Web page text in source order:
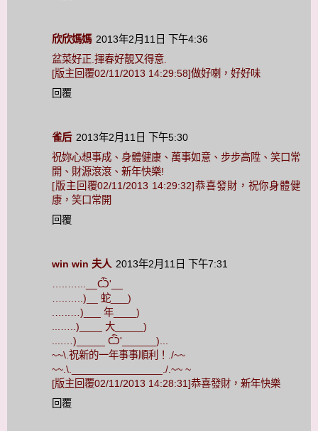
欣欣媽媽 2013年2月11日 下午4:36
盆菜好正.揮春好靚又得意.
[版主回覆02/11/2013 14:29:58]做好喇，好好味
回覆
雀后 2013年2月11日 下午5:30
祝妳心想事成、身體健康、萬事如意、步步高陞、笑口常
開、財源滾滾、新年快樂!
[版主回覆02/11/2013 14:29:32]恭喜發財，祝你身體健
康，笑口常開
回覆
win win 夫人 2013年2月11日 下午7:31
…..…...__Ѽ'__
…..…..)__ 蛇___)
.…..…)___ 年____)
...…..)____ 大_____)
....…)_____ Ѽ'______)...
~~\.祝新的一年事事順利！./~~
~~.\.________________./.~~ ~
[版主回覆02/11/2013 14:28:31]恭喜發財，新年快樂
回覆